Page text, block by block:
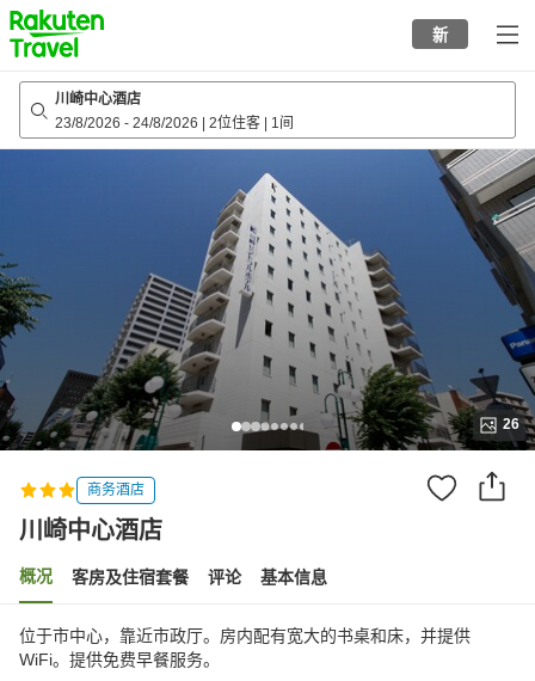
to
top
page
新
川崎中心酒店
23/8/2026 - 24/8/2026 2位住客 1间
26
商务酒店
川崎中心酒店
概况 客房及住宿套餐 评论 基本信息
位于市中心，靠近市政厅。房内配有宽大的书桌和床，并提供
WiFi。提供免费早餐服务。